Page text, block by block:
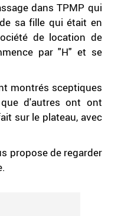
dans TPMP qui
sa fille qui était en
de location de
par "H" et se
montrés sceptiques
d'autres ont ont
sur le plateau, avec
propose de regarder